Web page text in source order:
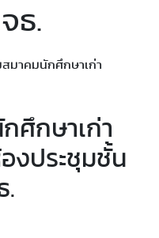
ธ.
สมาคมนักศึกษาเก่า
ศึกษาเก่า
งประชุมชั้น
.